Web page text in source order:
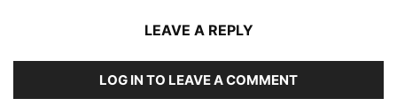
LEAVE A REPLY
LOG IN TO LEAVE A COMMENT